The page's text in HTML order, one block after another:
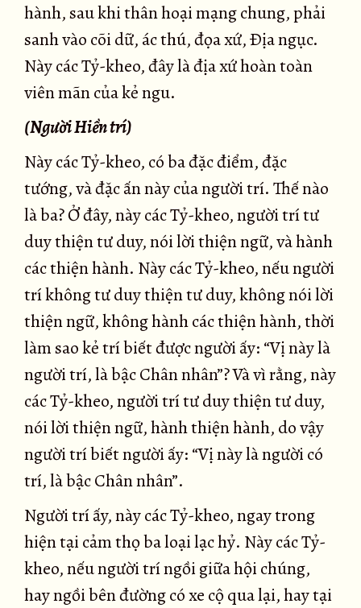
hành, sau khi thân hoại mạng chung, phải
sanh vào cõi dữ, ác thú, đọa xứ, Ðịa ngục.
Này các Tỷ-kheo, đây là địa xứ hoàn toàn
viên mãn của kẻ ngu.
(Người Hiền trí)
Này các Tỷ-kheo, có ba đặc điểm, đặc
tướng, và đặc ấn này của người trí. Thế nào
là ba? Ở đây, này các Tỷ-kheo, người trí tư
duy thiện tư duy, nói lời thiện ngữ, và hành
các thiện hành. Này các Tỷ-kheo, nếu người
trí không tư duy thiện tư duy, không nói lời
thiện ngữ, không hành các thiện hành, thời
làm sao kẻ trí biết được người ấy: “Vị này là
người trí, là bậc Chân nhân”? Và vì rằng, này
các Tỷ-kheo, người trí tư duy thiện tư duy,
nói lời thiện ngữ, hành thiện hành, do vậy
người trí biết người ấy: “Vị này là người có
trí, là bậc Chân nhân”.
Người trí ấy, này các Tỷ-kheo, ngay trong
hiện tại cảm thọ ba loại lạc hỷ. Này các Tỷ-
kheo, nếu người trí ngồi giữa hội chúng,
hay ngồi bên đường có xe cộ qua lại, hay tại